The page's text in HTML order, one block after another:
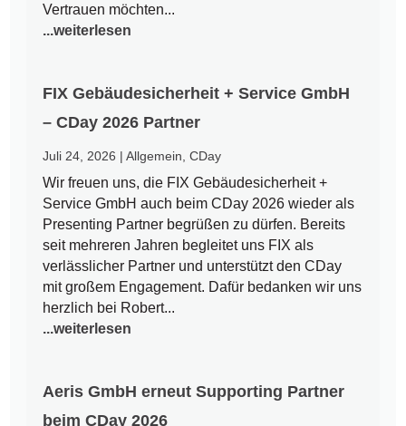
Vertrauen möchten...
...weiterlesen
FIX Gebäudesicherheit + Service GmbH
– CDay 2026 Partner
Juli 24, 2026 |Allgemein ,CDay
Wir freuen uns, die FIX Gebäudesicherheit +
Service GmbH auch beim CDay 2026 wieder als
Presenting Partner begrüßen zu dürfen. Bereits
seit mehreren Jahren begleitet uns FIX als
verlässlicher Partner und unterstützt den CDay
mit großem Engagement. Dafür bedanken wir uns
herzlich bei Robert...
...weiterlesen
Aeris GmbH erneut Supporting Partner
beim CDay 2026